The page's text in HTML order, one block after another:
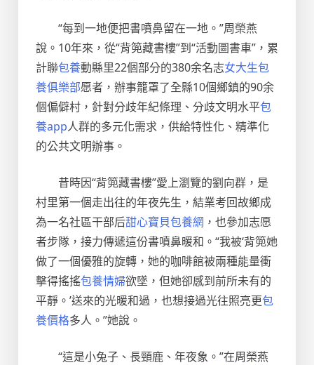
“每到一地便把書噴鼻留在一地。”周榮燕
說。10年來，從“背篼藏書樓”到“活動圖書車”，累
計聯包養動縣里22個部分的380余名志女大生包
養俱樂部愿者，辦事籠罩了全縣10個鄉鎮的90余
個偏僻村，針對分歧年紀條理、分歧文明水平包
養app人群的多元化需求，供給特性化、精準化
的公共文明辦事。
昔時因“背篼藏書樓”愛上瀏覽的劉向群，是
村里第一個走出往的年夜先生，結業考回故鄉成
為一名社區干部后甜心寶貝包養網 ，也參加志愿
者步隊，接力傳遞這份書噴鼻暖和。“我被‘背篼她
做了一個優雅的旋轉，她的咖啡館被兩種能量衝
擊得搖搖包養情婦欲墜，但她卻感到前所未有的
平靜。’送來的光暖和過，也想接過光往照亮更包
養價格多人。”她說。
“這是小兔子、長頸鹿、年夜象。”在周榮燕